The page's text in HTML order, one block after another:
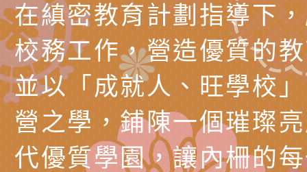
習營」等師生，參訪
「第56屆全國技能競
字稿及LCD託播影（
轉知衛生福利部社會
檢送該部國民健康署
產期高風險孕產婦（
關懷計畫」說明1份
有關社團法人中華民
家長協會(以下稱該
「115年度『視界同
庭支持與分享系列講
檢送桃園市政府家庭
「小桃家3月課程資
檢送本府新聞處115
安全宣導標語播放表
檢送行政院新聞傳播
在縝密教育計劃指導下
校務工作，營造優質的
並以「成就人、旺學校
營之學，鋪陳一個璀璨
代優質學園，讓內柵的